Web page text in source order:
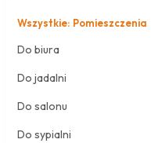
Wszystkie: Pomieszczenia
Do biura
Do jadalni
Do salonu
Do sypialni